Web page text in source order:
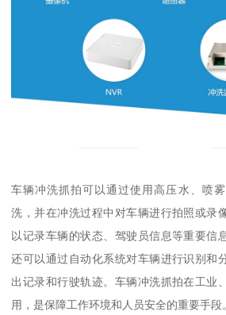
车辆冲洗抓拍可以通过使用高压水、喷
洗，并在冲洗过程中对车辆进行拍照或录
以记录车辆的状态、驾驶员信息等重要信
还可以通过自动化系统对车辆进行识别和
出记录和行驶轨迹。车辆冲洗抓拍在工业
用，是保障工作环境和人员安全的重要手段